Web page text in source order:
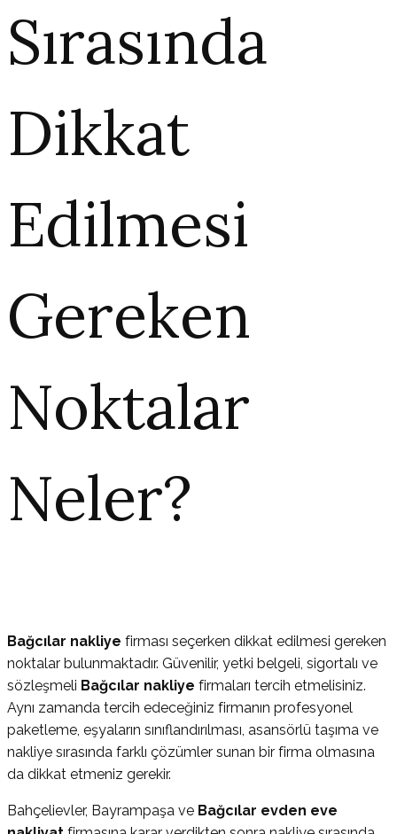
Sırasında
Dikkat
Edilmesi
Gereken
Noktalar
Neler?
Bağcılar nakliye firması seçerken dikkat edilmesi gereken
noktalar bulunmaktadır. Güvenilir, yetki belgeli, sigortalı ve
sözleşmeli Bağcılar nakliye firmaları tercih etmelisiniz.
Aynı zamanda tercih edeceğiniz firmanın profesyonel
paketleme, eşyaların sınıflandırılması, asansörlü taşıma ve
nakliye sırasında farklı çözümler sunan bir firma olmasına
da dikkat etmeniz gerekir.
Bahçelievler, Bayrampaşa ve Bağcılar evden eve